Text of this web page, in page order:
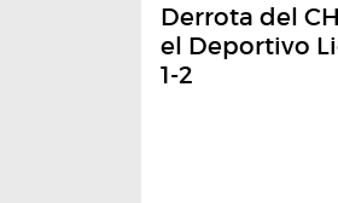
Derrota del
el Deportivo
1-2